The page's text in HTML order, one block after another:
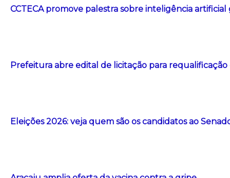
CCTECA promove palestra sobre inteligência
Prefeitura abre edital de licitação para
Eleições 2026: veja quem são os candidatos ao